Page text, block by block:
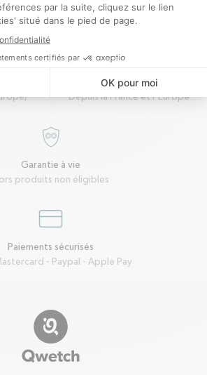
Retours faciles
Depuis la France et l'Europe
garantie-a-vie
Garantie à vie
produits non éligibles
credit-card
Paiements sécurisés
- Paypal - Apple Pay